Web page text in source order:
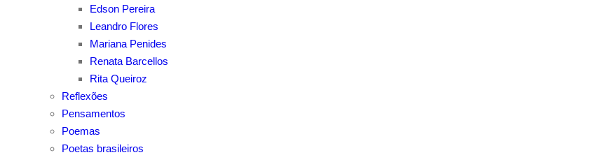
Edson Pereira
Leandro Flores
Mariana Penides
Renata Barcellos
Rita Queiroz
Reflexões
Pensamentos
Poemas
Poetas brasileiros